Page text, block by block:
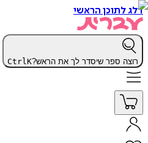
דלג לתוכן הראשי
רוצה ספר שיסדר לך את הראש? CtrlK